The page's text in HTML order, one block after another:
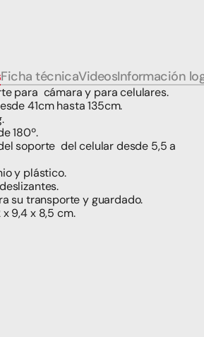
Ficha técnicaVideosInformación
para  cámara y para celulares.
41cm hasta 135cm.
180º.
soporte  del celular desde 5,5 a
y plástico.
su transporte y guardado.
x 9,4 x 8,5 cm.